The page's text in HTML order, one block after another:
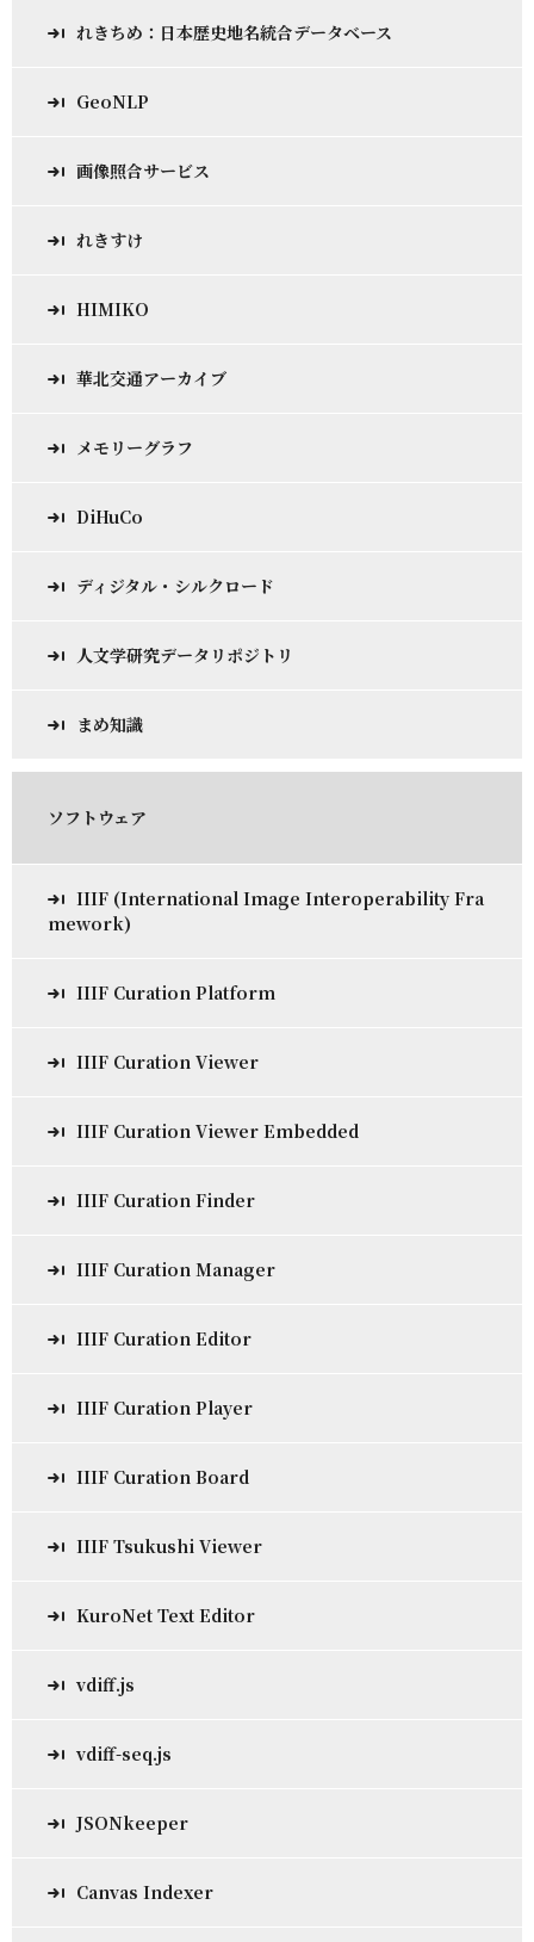
れきちめ：日本歴史地名統合データベース
GeoNLP
画像照合サービス
れきすけ
HIMIKO
華北交通アーカイブ
メモリーグラフ
DiHuCo
ディジタル・シルクロード
人文学研究データリポジトリ
まめ知識
ソフトウェア
IIIF (International Image Interoperability Fra
mework)
IIIF Curation Platform
IIIF Curation Viewer
IIIF Curation Viewer Embedded
IIIF Curation Finder
IIIF Curation Manager
IIIF Curation Editor
IIIF Curation Player
IIIF Curation Board
IIIF Tsukushi Viewer
KuroNet Text Editor
vdiff.js
vdiff-seq.js
JSONkeeper
Canvas Indexer